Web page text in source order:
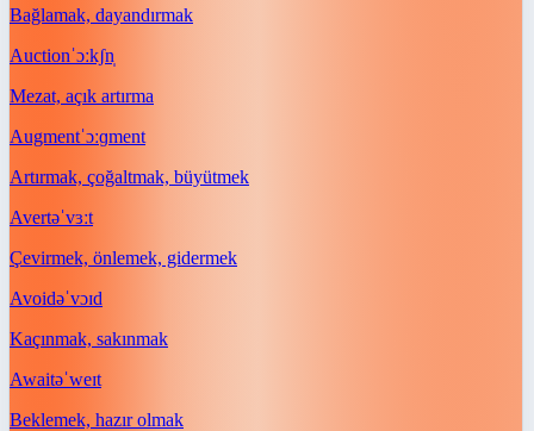
Bağlamak, dayandırmak
Auctionˈɔːkʃn̩
Mezat, açık artırma
Augmentˈɔːɡment
Artırmak, çoğaltmak, büyütmek
Avertəˈvɜːt
Çevirmek, önlemek, gidermek
Avoidəˈvɔɪd
Kaçınmak, sakınmak
Awaitəˈweɪt
Beklemek, hazır olmak